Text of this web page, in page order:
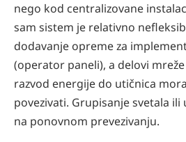
nego kod centralizovane
sam sistem je relativno
dodavanje opreme za
(operator paneli), a delovi
razvod energije do utičnica
povezivati. Grupisanje svetala
na ponovnom prevezivanju.